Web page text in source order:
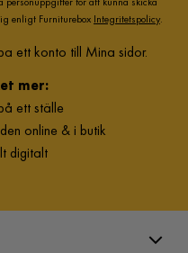
enligt Furniturebox Integritetspolicy.
ett konto till Mina sidor.
mer:
ett ställe
online & i butik
digitalt